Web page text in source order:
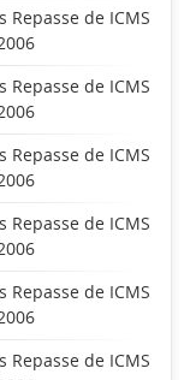
de ICMS
de ICMS
de ICMS
de ICMS
de ICMS
de ICMS